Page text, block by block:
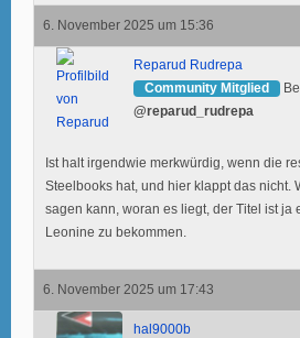
6. November 2025 um 15:36
Reparud Rudrepa
Community Mitglied
@reparud_rudrepa
Ist halt irgendwie merkwürdig, wenn die
Steelbooks hat, und hier klappt das nicht.
sagen kann, woran es liegt, der Titel ist ja
Leonine zu bekommen.
6. November 2025 um 17:43
hal9000b